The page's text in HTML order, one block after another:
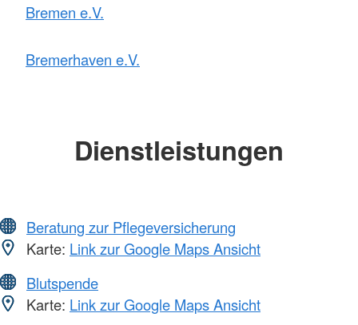
Bremen e.V.
Bremerhaven e.V.
Dienstleistungen
Beratung zur Pflegeversicherung
Karte: Link zur Google Maps Ansicht
Blutspende
Karte: Link zur Google Maps Ansicht